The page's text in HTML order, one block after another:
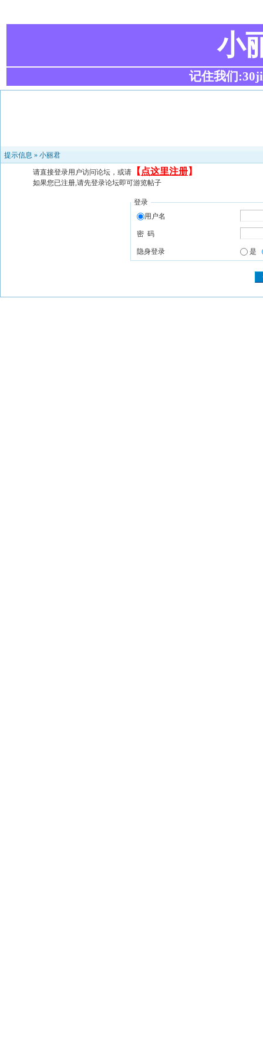
小
记住我们
提示信息 » 小丽君
请直接登录用户访问论坛，或请 【 点这里注册】
如果您已注册,请先登录论坛即可游览帖子
登录
用户名
密 码
隐身登录 是